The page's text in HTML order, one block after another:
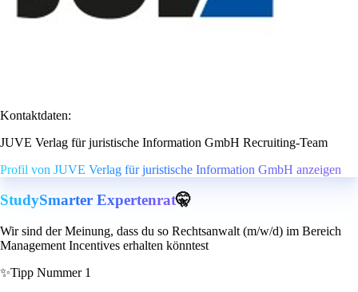
Kontaktdaten:
JUVE Verlag für juristische Information GmbH Recruiting-Team
Profil von JUVE Verlag für juristische Information GmbH anzeigen
StudySmarter Expertenrat🤫
Wir sind der Meinung, dass du so Rechtsanwalt (m/w/d) im Bereich
Management Incentives erhalten könntest
✨Tipp Nummer 1